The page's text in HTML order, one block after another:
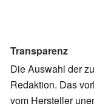
Transparenz
Die Auswahl der
Redaktion. Das
vom Hersteller